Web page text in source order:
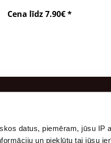
datus, piemēram, jūsu IP
un piekļūtu tai jūsu
Cena līdz 7.90€ *
Ražošana